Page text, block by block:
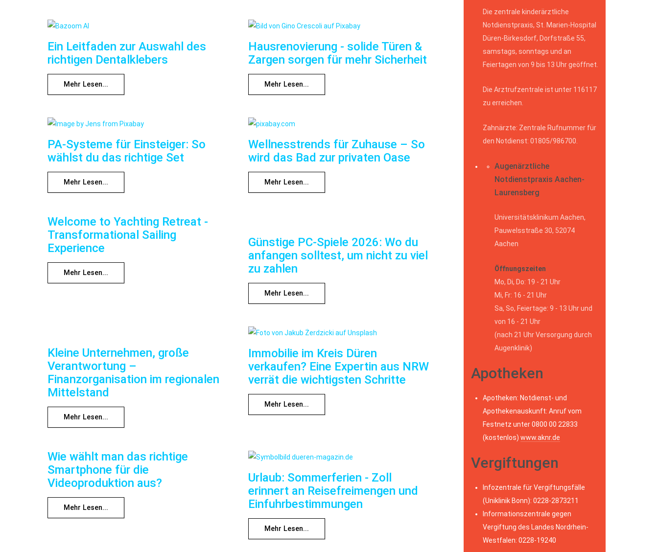
Ein Leitfaden zur Auswahl des
richtigen Dentalklebers
Mehr Lesen...
Hausrenovierung - solide Türen &
Zargen sorgen für mehr Sicherheit
Mehr Lesen...
PA-Systeme für Einsteiger: So
wählst du das richtige Set
Mehr Lesen...
Wellnesstrends für Zuhause – So
wird das Bad zur privaten Oase
Mehr Lesen...
Welcome to Yachting Retreat -
Transformational Sailing
Experience
Mehr Lesen...
Günstige PC-Spiele 2026: Wo du
anfangen solltest, um nicht zu viel
zu zahlen
Mehr Lesen...
Kleine Unternehmen, große
Verantwortung –
Finanzorganisation im regionalen
Mittelstand
Mehr Lesen...
Immobilie im Kreis Düren
verkaufen? Eine Expertin aus NRW
verrät die wichtigsten Schritte
Mehr Lesen...
Wie wählt man das richtige
Smartphone für die
Videoproduktion aus?
Mehr Lesen...
Urlaub: Sommerferien - Zoll
erinnert an Reisefreimengen und
Einfuhrbestimmungen
Mehr Lesen...
Die zentrale kinderärztliche
Notdienstpraxis, St. Marien-Hospital
Düren-Birkesdorf, Dorfstraße 55,
samstags, sonntags und an
Feiertagen von 9 bis 13 Uhr geöffnet.
Die Arztrufzentrale ist unter 116117
zu erreichen.
Zahnärzte: Zentrale Rufnummer für
den Notdienst: 01805/986700.
Augenärztliche
Notdienstpraxis Aachen-
Laurensberg
Universitätsklinikum Aachen,
Pauwelsstraße 30, 52074
Aachen
Öffnungszeiten
Mo, Di, Do: 19 - 21 Uhr
Mi, Fr: 16 - 21 Uhr
Sa, So, Feiertage: 9 - 13 Uhr und
von 16 - 21 Uhr
(nach 21 Uhr Versorgung durch
Augenklinik)
Apotheken
Apotheken: Notdienst- und
Apothekenauskunft: Anruf vom
Festnetz unter 0800 00 22833
(kostenlos) www.aknr.de
Vergiftungen
Infozentrale für Vergiftungsfälle
(Uniklinik Bonn): 0228-2873211
Informationszentrale gegen
Vergiftung des Landes Nordrhein-
Westfalen: 0228-19240